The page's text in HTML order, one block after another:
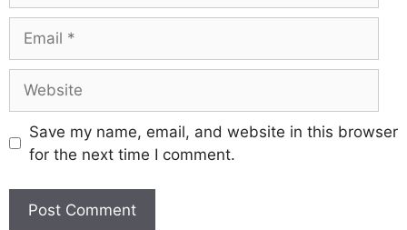
Save my name, email, and website in this browser
for the next time I comment.